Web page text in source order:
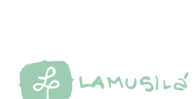
Ir
a
Ir
al